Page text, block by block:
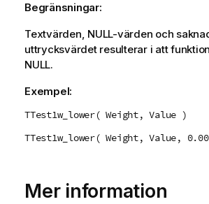
Begränsningar:
Textvärden, NULL-värden och
uttrycksvärdet resulterar i att
NULL.
Exempel:
TTest1w_lower( Weight, Value )
TTest1w_lower( Weight, Value,
Mer information